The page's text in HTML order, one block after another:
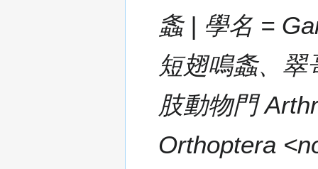
螽 | 學名 =
短翅鳴螽、
肢動物門
Orthoptera